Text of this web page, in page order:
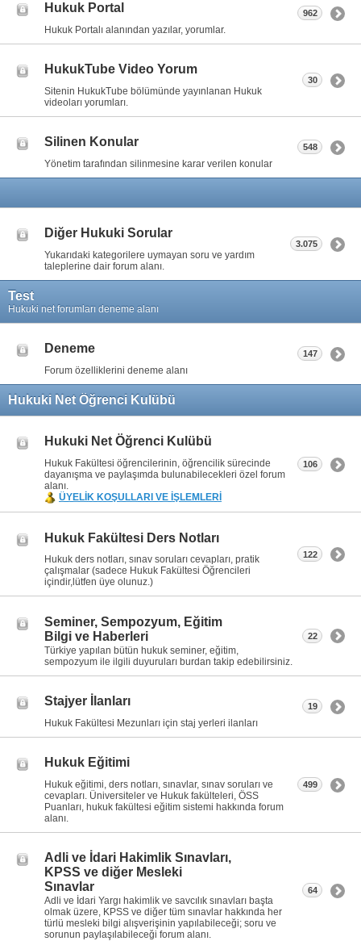
Hukuk Portal
Hukuk Portalı alanından yazılar, yorumlar.
962
HukukTube Video Yorum
Sitenin HukukTube bölümünde yayınlanan Hukuk
videoları yorumları.
30
Silinen Konular
Yönetim tarafından silinmesine karar verilen konular
548
Diğer Hukuki Sorular
Yukarıdaki kategorilere uymayan soru ve yardım
taleplerine dair forum alanı.
3.075
Test
Hukuki net forumları deneme alanı
Deneme
Forum özelliklerini deneme alanı
147
Hukuki Net Öğrenci Kulübü
Hukuki Net Öğrenci Kulübü
Hukuk Fakültesi öğrencilerinin, öğrencilik sürecinde
dayanışma ve paylaşımda bulunabilecekleri özel forum
alanı.
ÜYELİK KOŞULLARI VE İŞLEMLERİ
106
Hukuk Fakültesi Ders Notları
Hukuk ders notları, sınav soruları cevapları, pratik
çalışmalar (sadece Hukuk Fakültesi Öğrencileri
içindir,lütfen üye olunuz.)
122
Seminer, Sempozyum, Eğitim
Bilgi ve Haberleri
Türkiye yapılan bütün hukuk seminer, eğitim,
sempozyum ile ilgili duyuruları burdan takip edebilirsiniz.
22
Stajyer İlanları
Hukuk Fakültesi Mezunları için staj yerleri ilanları
19
Hukuk Eğitimi
Hukuk eğitimi, ders notları, sınavlar, sınav soruları ve
cevapları. Üniversiteler ve Hukuk fakülteleri, ÖSS
Puanları, hukuk fakültesi eğitim sistemi hakkında forum
alanı.
499
Adli ve İdari Hakimlik Sınavları,
KPSS ve diğer Mesleki
Sınavlar
Adli ve İdari Yargı hakimlik ve savcılık sınavları başta
olmak üzere, KPSS ve diğer tüm sınavlar hakkında her
türlü mesleki bilgi alışverişinin yapılabileceği; soru ve
sorunun paylaşılabileceği forum alanı.
64